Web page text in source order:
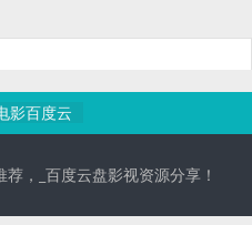
影百度云
，_百度云盘影视资源分享！